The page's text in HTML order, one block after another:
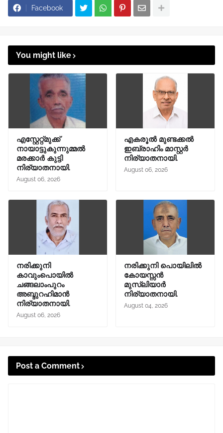
Facebook
You might like
എസ്റ്റേറ്റ്മുക്ക്
നായാട്ടുകുന്നുമ്മൽ
മരക്കാർ കുട്ടി
നിര്യാതനായി.
August 06, 2026
എകരൂൽ മുണ്ടക്കൽ
ഇബ്രാഹിം മാസ്റ്റർ
നിര്യാതനായി.
August 06, 2026
നരിക്കുനി
കാവുംപൊയിൽ
ചങ്ങലാംപുറം
അബ്ദുറഹിമാൻ
നിര്യാതനായി.
August 06, 2026
നരിക്കുനി പൊയിലിൽ
കോയസ്സൻ
മുസ്ലിയാർ
നിര്യാതനായി.
August 04, 2026
Post a Comment